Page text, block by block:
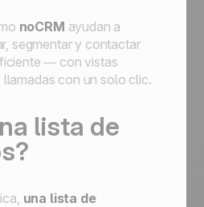
noCRM ayudan a
segmentar y contactar
— con vistas
con un solo clic.
lista de
una lista de